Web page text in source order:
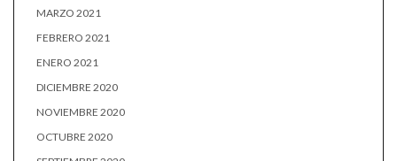
MARZO 2021
FEBRERO 2021
ENERO 2021
DICIEMBRE 2020
NOVIEMBRE 2020
OCTUBRE 2020